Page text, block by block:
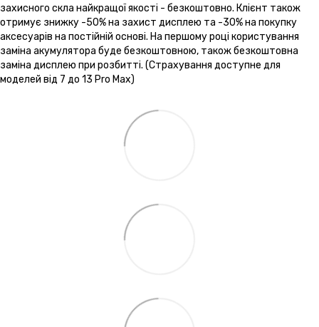
захисного скла найкращої якості - безкоштовно. Клієнт також
отримує знижку -50% на захист дисплею та -30% на покупку
аксесуарів на постійній основі. На першому році користування
заміна акумулятора буде безкоштовною, також безкоштовна
заміна дисплею при розбитті. (Страхування доступне для
моделей від 7 до 13 Pro Max)